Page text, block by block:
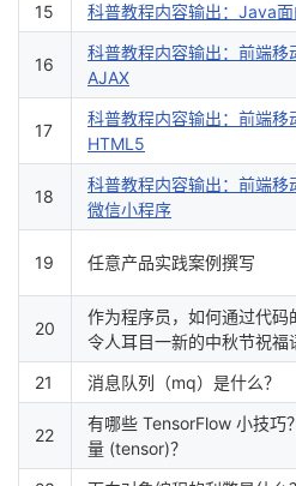
15
科普教程内容输出：Java
16
科普教程内容输出：前端
AJAX
17
科普教程内容输出：前端
HTML5
18
科普教程内容输出：前端
微信小程序
19 任意产品实践案例撰写
20
作为程序员，如何通过代码
令人耳目一新的中秋节祝福
21
消息队列（mq）是什么？
22
有哪些 TensorFlow 小技巧
量 (tensor)？